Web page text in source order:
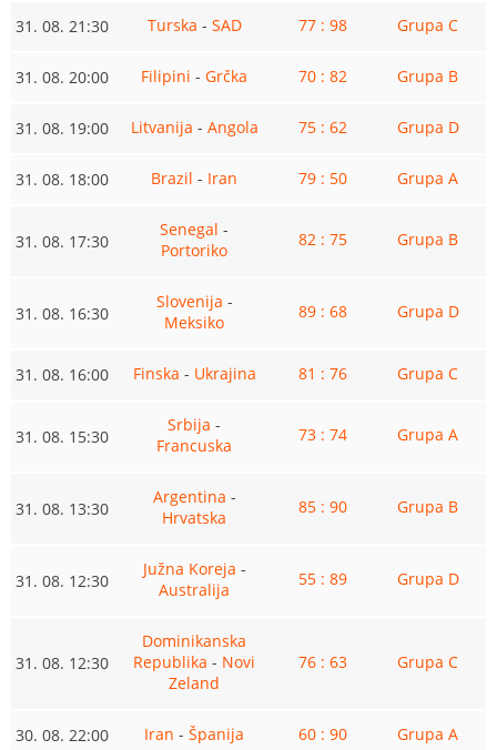
31. 08. 21:30 Turska - SAD 77 : 98 Grupa C
31. 08. 20:00 Filipini - Grčka 70 : 82 Grupa B
31. 08. 19:00 Litvanija - Angola 75 : 62 Grupa D
31. 08. 18:00 Brazil - Iran 79 : 50 Grupa A
31. 08. 17:30
Senegal -
Portoriko
82 : 75 Grupa B
31. 08. 16:30
Slovenija -
Meksiko
89 : 68 Grupa D
31. 08. 16:00 Finska - Ukrajina 81 : 76 Grupa C
31. 08. 15:30
Srbija -
Francuska
73 : 74 Grupa A
31. 08. 13:30
Argentina -
Hrvatska
85 : 90 Grupa B
31. 08. 12:30
Južna Koreja -
Australija
55 : 89 Grupa D
31. 08. 12:30
Dominikanska
Republika - Novi
Zeland
76 : 63 Grupa C
30. 08. 22:00 Iran - Španija 60 : 90 Grupa A